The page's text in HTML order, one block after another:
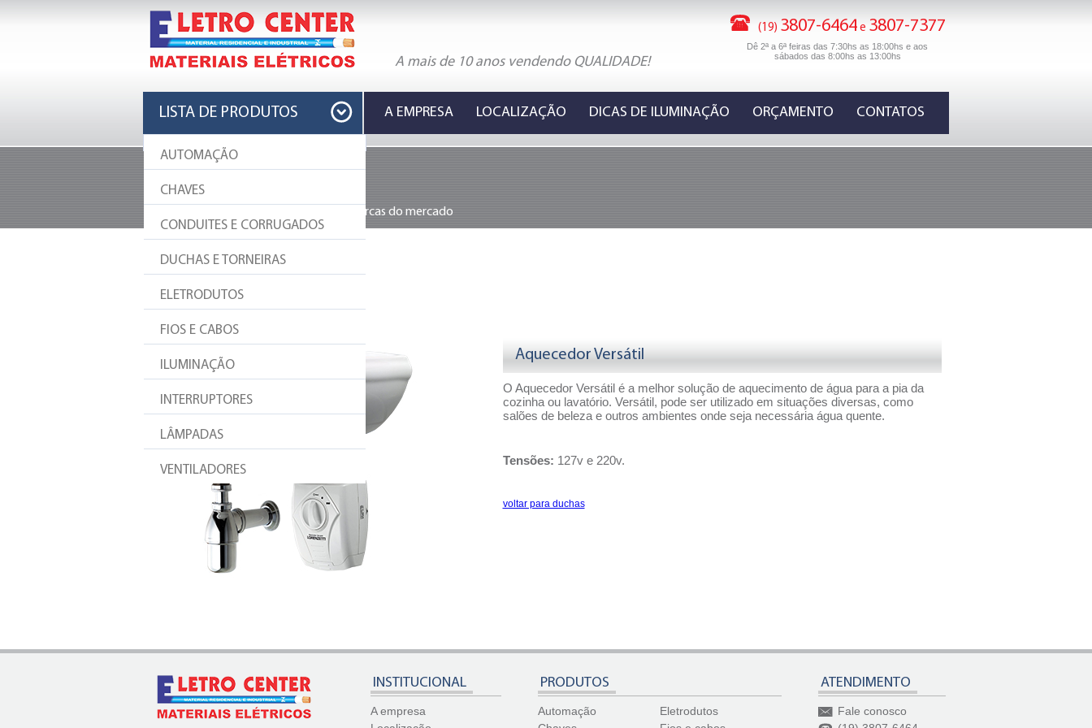
A mais de 10 anos vendendo QUALIDADE!
(19) 3807-6464e 3807-7377
Dê 2ª a 6ª feiras das 7:30hs as 18:00hs e aos
sábados das 8:00hs as 13:00hs
LISTA DE PRODUTOS
AUTOMAÇÃO
CHAVES
CONDUITES E CORRUGADOS
DUCHAS E TORNEIRAS
ELETRODUTOS
FIOS E CABOS
ILUMINAÇÃO
INTERRUPTORES
LÂMPADAS
VENTILADORES
A EMPRESA LOCALIZAÇÃO DICAS DE ILUMINAÇÃO ORÇAMENTO CONTATOS
PRODUTOS
Sempre as melhores e mais famosas marcas do mercado
AQUECEDOR
Simplidade e eficiência.
Aquecedor Versátil
O Aquecedor Versátil é a melhor solução de aquecimento de água para a pia da
cozinha ou lavatório. Versátil, pode ser utilizado em situações diversas, como
salões de beleza e outros ambientes onde seja necessária água quente.
Tensões: 127v e 220v.
voltar para duchas
INSTITUCIONAL
A empresa
PRODUTOS
Automação
Eletrodutos
ATENDIMENTO
Fale conosco